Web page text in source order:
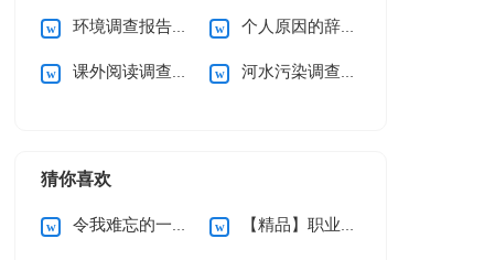
环境调查报告(通用15篇) 个人原因的辞职信
课外阅读调查报告15篇 河水污染调查报告
猜你喜欢
令我难忘的一件事作文(集锦15篇) 【精品】职业规划职业规划模板汇总九篇